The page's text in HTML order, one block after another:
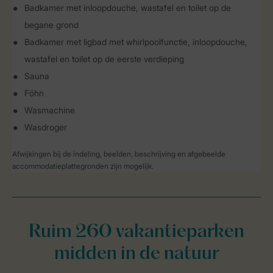
Badkamer met inloopdouche, wastafel en toilet op de
begane grond
Badkamer met ligbad met whirlpoolfunctie, inloopdouche,
wastafel en toilet op de eerste verdieping
Sauna
Föhn
Wasmachine
Wasdroger
Afwijkingen bij de indeling, beelden, beschrijving en afgebeelde
accommodatieplattegronden zijn mogelijk.
Ruim 260 vakantieparken
midden in de natuur